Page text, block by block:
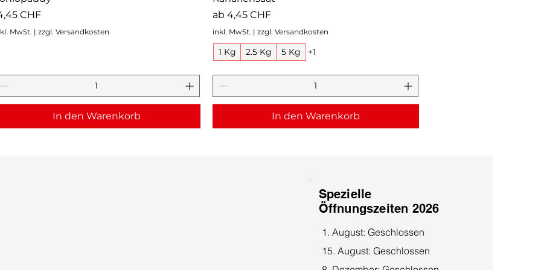
CHF
MwSt. |zzgl. Versandkosten
In den Warenkorb
ab 4,45 CHF
Sale-Preis
inkl. MwSt. | zzgl. Versandkosten
1 Kg 2.5 Kg 5 Kg +1
In den Warenkorb
Spezielle
Öffnungszeiten 2026
1. August: Geschlossen
15. August: Geschlossen